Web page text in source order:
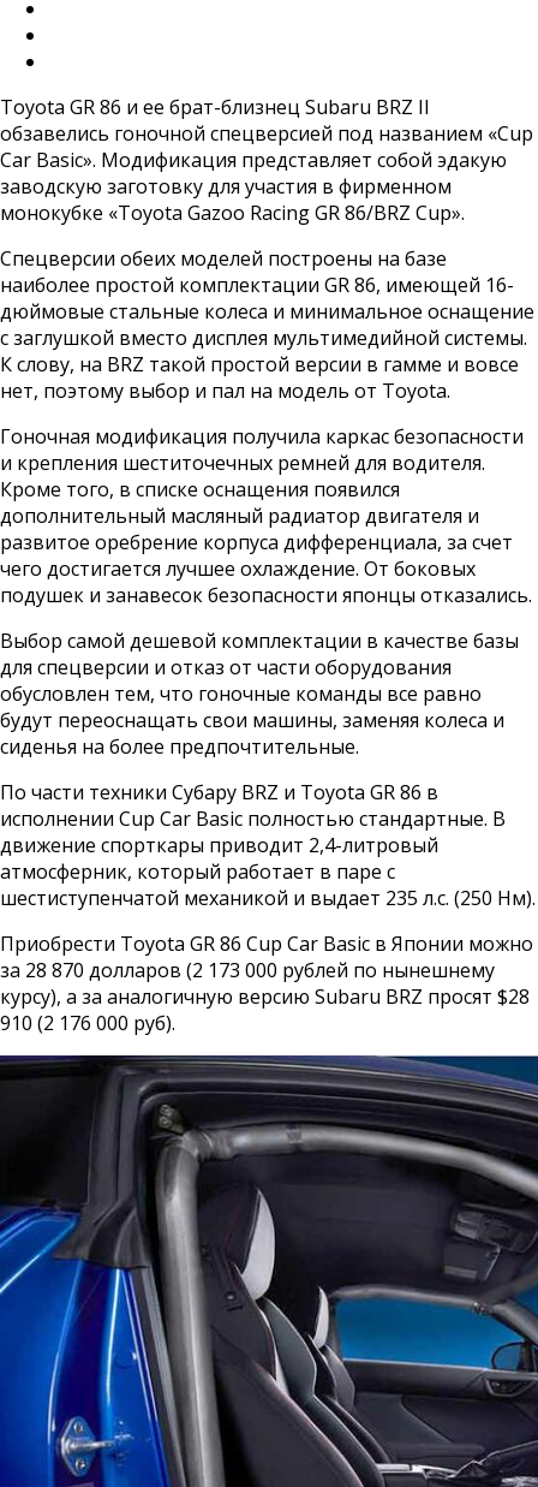
Toyota GR 86 и ее брат-близнец Subaru BRZ II
обзавелись гоночной спецверсией под названием «Cup
Car Basic». Модификация представляет собой эдакую
заводскую заготовку для участия в фирменном
монокубке «Toyota Gazoo Racing GR 86/BRZ Cup».
Спецверсии обеих моделей построены на базе
наиболее простой комплектации GR 86, имеющей 16-
дюймовые стальные колеса и минимальное оснащение
с заглушкой вместо дисплея мультимедийной системы.
К слову, на BRZ такой простой версии в гамме и вовсе
нет, поэтому выбор и пал на модель от Toyota.
Гоночная модификация получила каркас безопасности
и крепления шеститочечных ремней для водителя.
Кроме того, в списке оснащения появился
дополнительный масляный радиатор двигателя и
развитое оребрение корпуса дифференциала, за счет
чего достигается лучшее охлаждение. От боковых
подушек и занавесок безопасности японцы отказались.
Выбор самой дешевой комплектации в качестве базы
для спецверсии и отказ от части оборудования
обусловлен тем, что гоночные команды все равно
будут переоснащать свои машины, заменяя колеса и
сиденья на более предпочтительные.
По части техники Субару BRZ и Toyota GR 86 в
исполнении Cup Car Basic полностью стандартные. В
движение спорткары приводит 2,4-литровый
атмосферник, который работает в паре с
шестиступенчатой механикой и выдает 235 л.с. (250 Нм).
Приобрести Toyota GR 86 Cup Car Basic в Японии можно
за 28 870 долларов (2 173 000 рублей по нынешнему
курсу), а за аналогичную версию Subaru BRZ просят $28
910 (2 176 000 руб).